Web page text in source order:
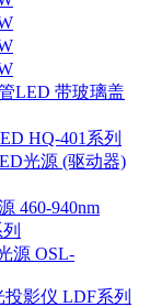
LED 带玻璃盖
HQ-401系列
光源 (驱动器)
460-940nm
源 OSL-
影仪 LDF系列